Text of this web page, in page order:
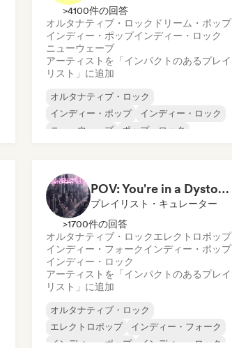
>4100件の回答
オルタナティブ・ロック ドリーム・ポップ
インディー・ポップインディー・ロック
ニューウェーブ
アーティストを「インパクトのあるプレイ
リスト」に追加
オルタナティブ・ロック
インディー・ポップ
インディー・ロック
ニューウェーブ
ポップ・ロック
POV: You're in a Dystopian Movie
プレイリスト・キュレーター
>1700件の回答
オルタナティブ・ロックエレクトロポップ
インディー・フォークインディー・ポップ
インディー・ロック
アーティストを「インパクトのあるプレイ
リスト」に追加
オルタナティブ・ロック
エレクトロポップ
インディー・フォーク
インディー・ポップ
インディー・ロック